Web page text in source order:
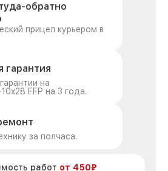
обратно
прицел курьером в
гарантия
на
FFP на 3 года.
за полчаса.
работ от 450₽